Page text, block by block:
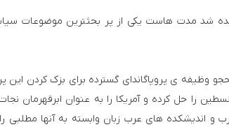
شد مدت هاست یکی از پر بحث­ترین موضوعات
وظیفه ­ی پروپاگاندای گسترده برای بزک کردن این
را حل کرده­ و آمریکا را به عنوان ابرقهرمان
و اندیشکده ­های عرب زبان وابسته به آن­ها مطلبی